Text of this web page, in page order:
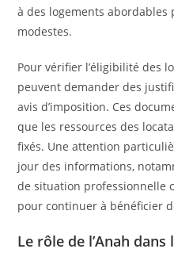
à des logements
modestes.
Pour vérifier l’éligibilité des
peuvent demander des
avis d’imposition. Ces
que les ressources des
fixés. Une attention
jour des informations,
de situation professionnelle
pour continuer à bénéficier
Le rôle de l’Anah